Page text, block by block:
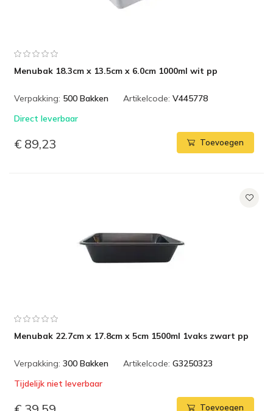
Menubak 18.3cm x 13.5cm x 6.0cm 1000ml wit pp
Verpakking: 500 Bakken Artikelcode: V445778
Direct leverbaar
€ 89,23 Toevoegen
Menubak 22.7cm x 17.8cm x 5cm 1500ml 1vaks zwart pp
Verpakking: 300 Bakken Artikelcode: G3250323
Tijdelijk niet leverbaar
Toevoegen